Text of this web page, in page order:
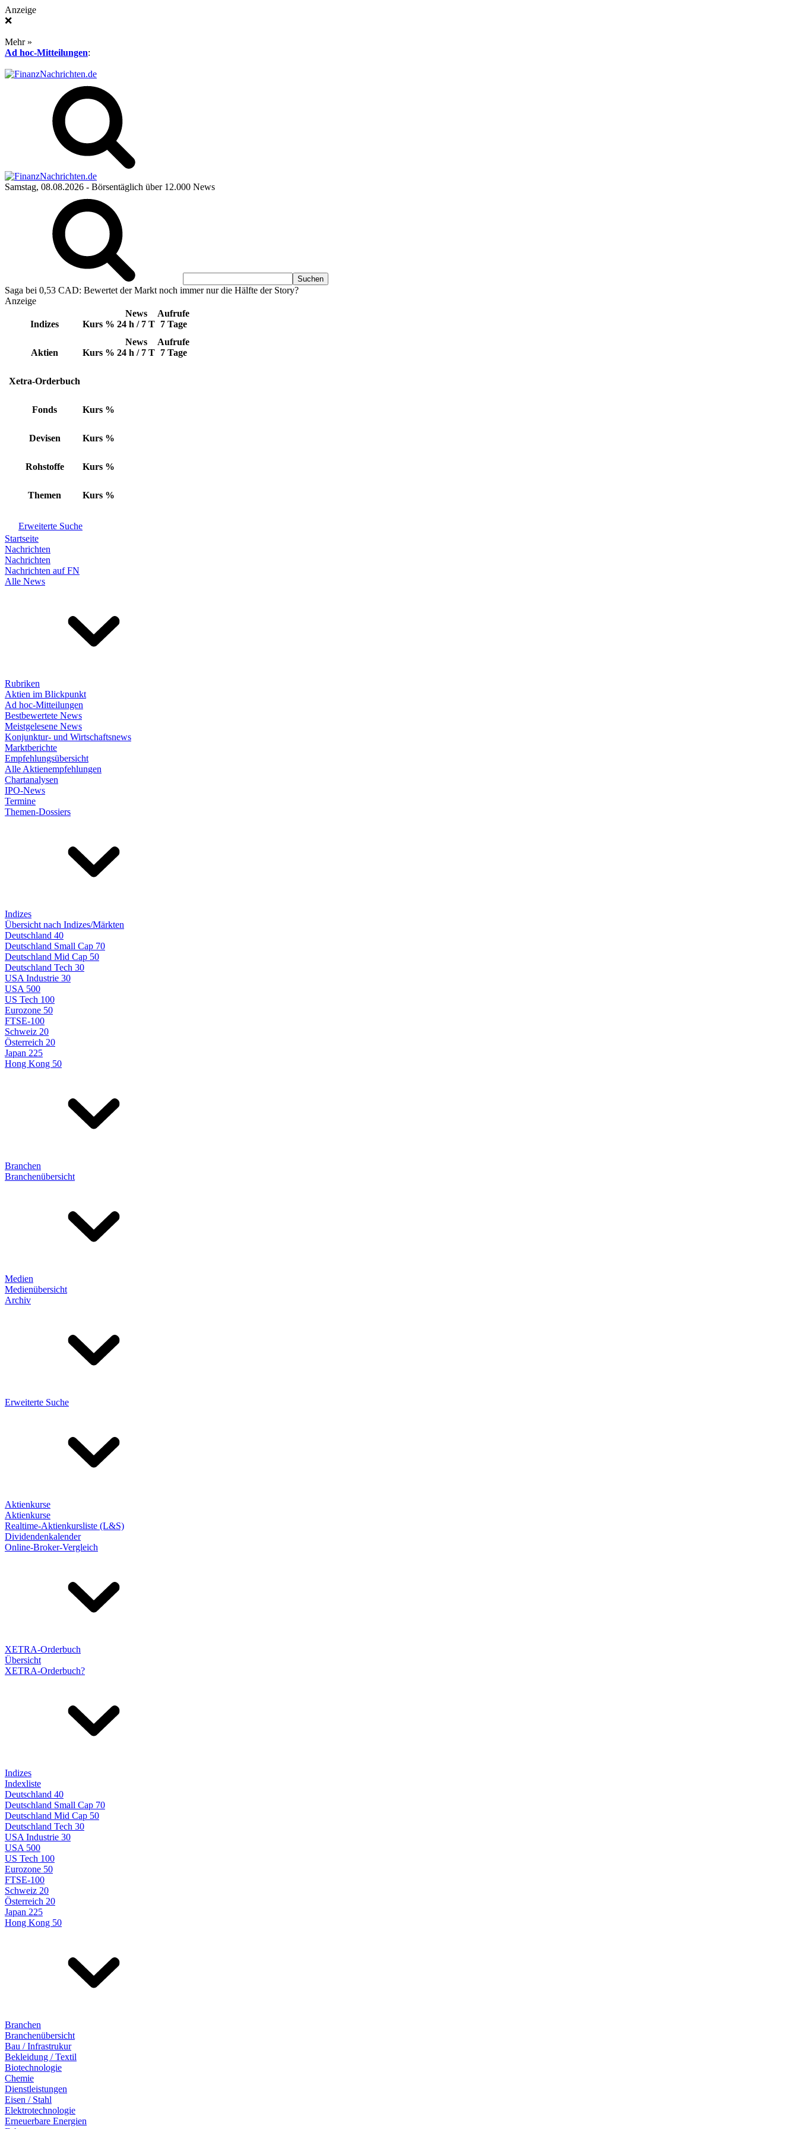
Anzeige
❌
Mehr »
Ad hoc-Mitteilungen:
Samstag, 08.08.2026 - Börsentäglich über 12.000 News
Saga bei 0,53 CAD: Bewertet der Markt noch immer nur die Hälfte der Story?
Anzeige
Indizes Kurs %
News
24 h / 7 T
Aufrufe
7 Tage
Aktien Kurs %
News
24 h / 7 T
Aufrufe
7 Tage
Xetra-Orderbuch
Fonds Kurs %
Devisen Kurs %
Rohstoffe Kurs %
Themen Kurs %
Erweiterte Suche
Startseite
Nachrichten
Nachrichten
Nachrichten auf FN
Alle News
Rubriken
Aktien im Blickpunkt
Ad hoc-Mitteilungen
Bestbewertete News
Meistgelesene News
Konjunktur- und Wirtschaftsnews
Marktberichte
Empfehlungsübersicht
Alle Aktienempfehlungen
Chartanalysen
IPO-News
Termine
Themen-Dossiers
Indizes
Übersicht nach Indizes/Märkten
Deutschland 40
Deutschland Small Cap 70
Deutschland Mid Cap 50
Deutschland Tech 30
USA Industrie 30
USA 500
US Tech 100
Eurozone 50
FTSE-100
Schweiz 20
Österreich 20
Japan 225
Hong Kong 50
Branchen
Branchenübersicht
Medien
Medienübersicht
Archiv
Erweiterte Suche
Aktienkurse
Aktienkurse
Realtime-Aktienkursliste (L&S)
Dividendenkalender
Online-Broker-Vergleich
XETRA-Orderbuch
Übersicht
XETRA-Orderbuch?
Indizes
Indexliste
Deutschland 40
Deutschland Small Cap 70
Deutschland Mid Cap 50
Deutschland Tech 30
USA Industrie 30
USA 500
US Tech 100
Eurozone 50
FTSE-100
Schweiz 20
Österreich 20
Japan 225
Hong Kong 50
Branchen
Branchenübersicht
Bau / Infrastrukur
Bekleidung / Textil
Biotechnologie
Chemie
Dienstleistungen
Eisen / Stahl
Elektrotechnologie
Erneuerbare Energien